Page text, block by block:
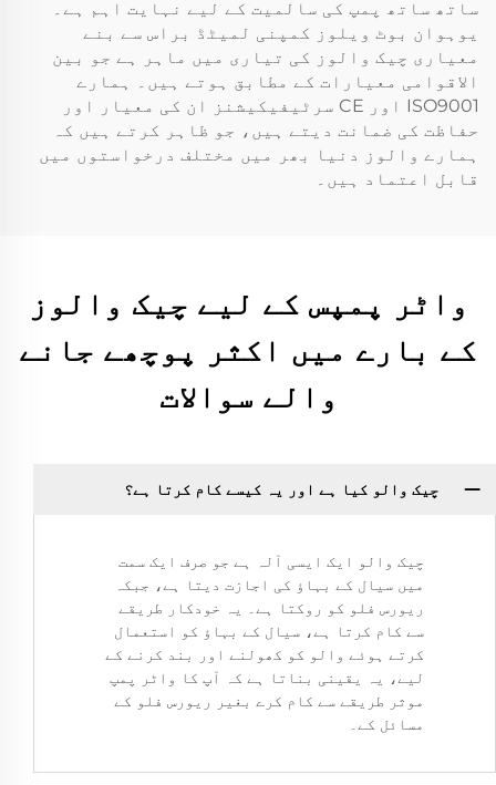
ساتھ ساتھ پمپ کی سالمیت کے لیے نہایت اہم ہے۔
یوہوان بوٹ ویلوز کمپنی لمیٹڈ براس سے بنے
معیاری چیک والوز کی تیاری میں ماہر ہے جو بین
الاقوامی معیارات کے مطابق ہوتے ہیں۔ ہمارے
ISO9001 اور CE سرٹیفیکیشنز ان کی معیار اور
حفاظت کی ضمانت دیتے ہیں، جو ظاہر کرتے ہیں کہ
ہمارے والوز دنیا بھر میں مختلف درخواستوں میں
قابل اعتماد ہیں۔
واٹر پمپس کے لیے چیک والوز
کے بارے میں اکثر پوچھے جانے
والے سوالات
چیک والو کیا ہے اور یہ کیسے کام کرتا ہے؟
چیک والو ایک ایسی آلہ ہے جو صرف ایک سمت
میں سیال کے بہاؤ کی اجازت دیتا ہے، جبکہ
ریورس فلو کو روکتا ہے۔ یہ خودکار طریقے
سے کام کرتا ہے، سیال کے بہاؤ کو استعمال
کرتے ہوئے والو کو کھولنے اور بند کرنے کے
لیے، یہ یقینی بناتا ہے کہ آپ کا واٹر پمپ
موثر طریقے سے کام کرے بغیر ریورس فلو کے
مسائل کے۔